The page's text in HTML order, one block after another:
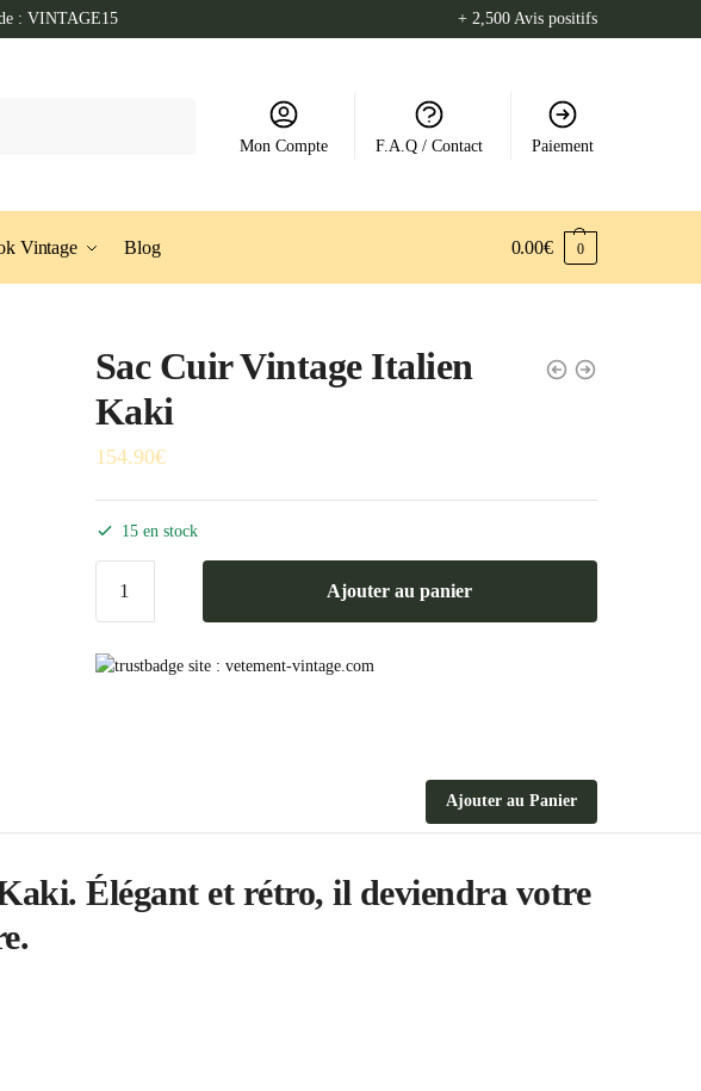
: VINTAGE15 + 2,500 Avis positifs
Mon Compte F.A.Q / Contact Paiement
Vintage Blog 0.00€ 0
Sac Cuir Vintage Italien
Kaki
154.90€
15 en stock
Cuir
Ajouter au panier
Ajouter au Panier
Élégant et rétro, il deviendra votre